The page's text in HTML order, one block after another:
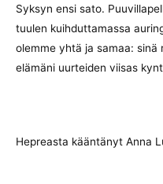
Syksyn ensi sato.
tuulen kuihduttamassa
olemme yhtä ja samaa: sinä
elämäni uurteiden viisas
Hepreasta kääntänyt Anna